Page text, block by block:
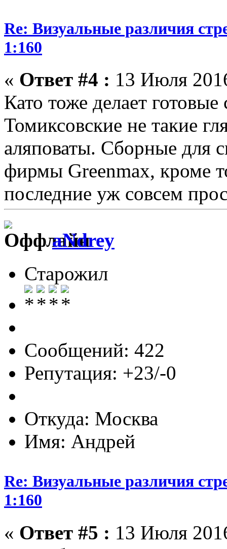
Re: Визуальные различия
1:160
« Ответ #4 : 13 Июля
Като тоже делает
Томиксовские не такие
аляповаты. Сборные для
фирмы Greenmax, кроме
последние уж совсем
aNdrey
Старожил
Сообщений: 422
Репутация: +23/-0
Откуда: Москва
Имя: Андрей
Re: Визуальные различия
1:160
« Ответ #5 : 13 Июля